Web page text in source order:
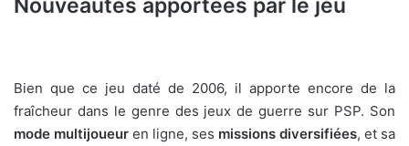
Nouveautés apportées par le jeu
Bien que ce jeu daté de 2006, il apporte encore de la
fraîcheur dans le genre des jeux de guerre sur PSP. Son
mode multijoueur en ligne, ses missions diversifiées, et sa